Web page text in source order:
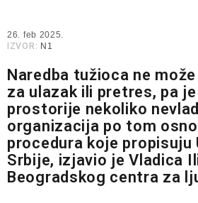
26. feb 2025.
IZVOR: N1
Naredba tužioca ne
za ulazak ili pretres, pa
prostorije nekoliko
organizacija po tom
procedura koje propisuju
Srbije, izjavio je Vladica
Beogradskog centra za